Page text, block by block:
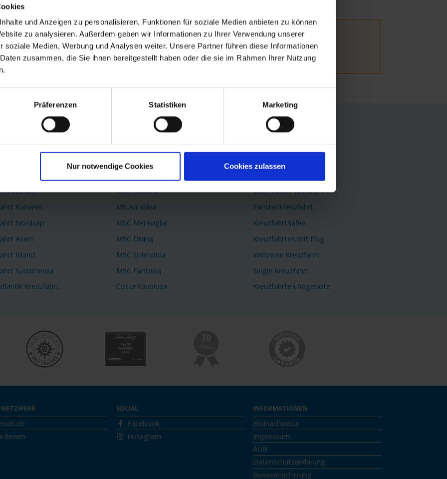
und Anzeigen zu personalisieren, Funktionen für soziale Medien anbieten zu können
zu analysieren. Außerdem geben wir Informationen zu Ihrer Verwendung unserer
soziale Medien, Werbung und Analysen weiter. Unsere Partner führen diese Informationen
zusammen, die Sie ihnen bereitgestellt haben oder die sie im Rahmen Ihrer Nutzung
Präferenzen Statistiken Marketing
Nur notwendige Cookies Cookies zulassen
Reiseziele
Kreuzfahrt
Kreuzfahrt
Kanaren
Nordkap
Asien
Island
Südamerika
Kreuzfahrt
TOP Schiffe
AIDAprima
Mein Schiff 6
MS Amadea
MSC Meraviglia
MSC Divina
MSC Splendida
MSC Fantasia
Costa Favolosa
TOP Themen
Flusskreuzfahrten
Last Minute Kreuzfahrten
Familienkreuzfahrt
Kreuzfahrthäfen
Kreuzfahrten mit Flug
Weltreise Kreuzfahrt
Single Kreuzfahrt
Kreuzfahrten Angebote
NETZWERK SOCIAL
Facebook
Instagram
INFORMATIONEN
Bildnachweise
Impressum
AGB
Datenschutzerklärung
Reiseversicherung